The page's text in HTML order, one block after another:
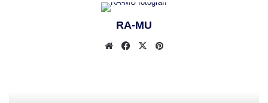
RA-MU
Web
Facebook
X